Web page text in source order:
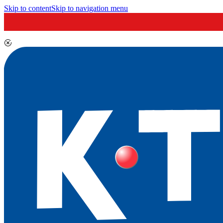
Skip to contentSkip to navigation menu